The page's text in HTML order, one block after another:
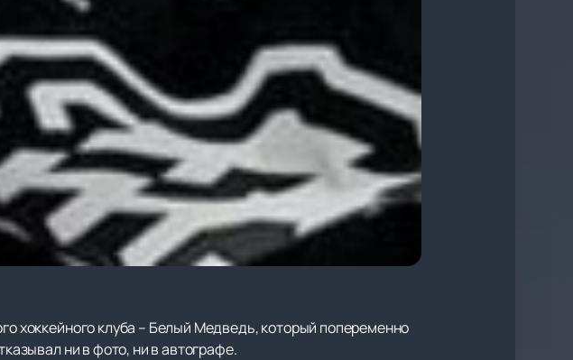
хоккейного клуба – Белый Медведь, который попеременно
ни в фото, ни в автографе.